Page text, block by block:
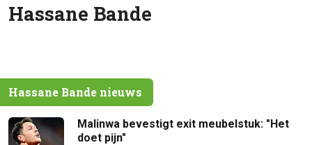
Hassane Bande
Hassane Bande nieuws
Malinwa bevestigt exit meubelstuk: "Het
doet pijn"